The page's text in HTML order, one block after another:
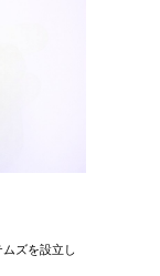
ズを設立し